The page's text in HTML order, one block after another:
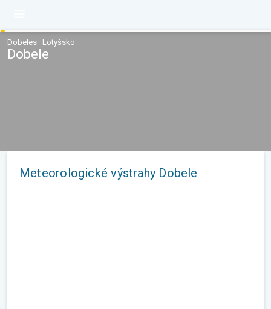
Dobeles · Lotyšsko
Dobele
Meteorologické výstrahy Dobele